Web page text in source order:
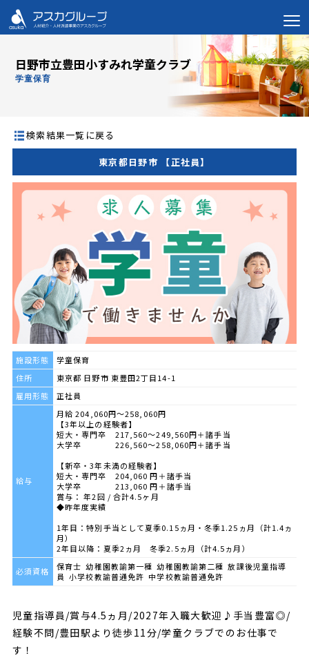
日野市立豊田小すみれ学童クラブ
学童保育
検索結果一覧に戻る
東京都日野市 【正社員】
施設形態
学童保育
住所
東京都 日野市 東豊田2丁目14-1
雇用形態
正社員
給与
月給 204,060円～258,060円
【3年以上の経験者】
短大・専門卒 217,560～249,560円＋諸手当
大学卒 226,560～258,060円＋諸手当
【新卒・3年未満の経験者】
短大・専門卒 204,060 円＋諸手当
大学卒 213,060 円＋諸手当
賞与： 年2回 / 合計4.5ヶ月
◆昨年度実績
1年目：特別手当として夏季0.15ヵ月・冬季1.25ヵ月（計1.4ヵ
月）
2年目以降：夏季2ヵ月 冬季2.5ヵ月（計4.5ヵ月）
必須資格
保育士 幼稚園教諭第一種 幼稚園教諭第二種 放課後児童指導
員 小学校教諭普通免許 中学校教諭普通免許
児童指導員/賞与4.5ヵ月/2027年入職大歓迎♪手当豊富◎/
経験不問/豊田駅より徒歩11分/学童クラブでのお仕事で
す！